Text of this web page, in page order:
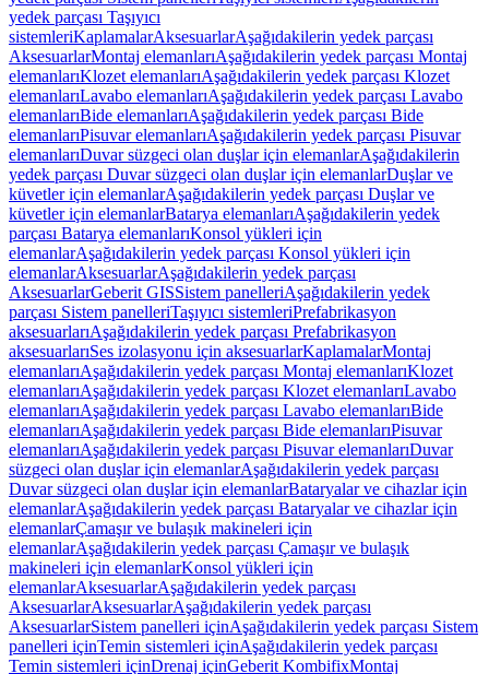
yedek parçası Taşıyıcı
sistemleriKaplamalarAksesuarlarAşağıdakilerin yedek parçası
AksesuarlarMontaj elemanlarıAşağıdakilerin yedek parçası Montaj
elemanlarıKlozet elemanlarıAşağıdakilerin yedek parçası Klozet
elemanlarıLavabo elemanlarıAşağıdakilerin yedek parçası Lavabo
elemanlarıBide elemanlarıAşağıdakilerin yedek parçası Bide
elemanlarıPisuvar elemanlarıAşağıdakilerin yedek parçası Pisuvar
elemanlarıDuvar süzgeci olan duşlar için elemanlarAşağıdakilerin
yedek parçası Duvar süzgeci olan duşlar için elemanlarDuşlar ve
küvetler için elemanlarAşağıdakilerin yedek parçası Duşlar ve
küvetler için elemanlarBatarya elemanlarıAşağıdakilerin yedek
parçası Batarya elemanlarıKonsol yükleri için
elemanlarAşağıdakilerin yedek parçası Konsol yükleri için
elemanlarAksesuarlarAşağıdakilerin yedek parçası
AksesuarlarGeberit GISSistem panelleriAşağıdakilerin yedek
parçası Sistem panelleriTaşıyıcı sistemleriPrefabrikasyon
aksesuarlarıAşağıdakilerin yedek parçası Prefabrikasyon
aksesuarlarıSes izolasyonu için aksesuarlarKaplamalarMontaj
elemanlarıAşağıdakilerin yedek parçası Montaj elemanlarıKlozet
elemanlarıAşağıdakilerin yedek parçası Klozet elemanlarıLavabo
elemanlarıAşağıdakilerin yedek parçası Lavabo elemanlarıBide
elemanlarıAşağıdakilerin yedek parçası Bide elemanlarıPisuvar
elemanlarıAşağıdakilerin yedek parçası Pisuvar elemanlarıDuvar
süzgeci olan duşlar için elemanlarAşağıdakilerin yedek parçası
Duvar süzgeci olan duşlar için elemanlarBataryalar ve cihazlar için
elemanlarAşağıdakilerin yedek parçası Bataryalar ve cihazlar için
elemanlarÇamaşır ve bulaşık makineleri için
elemanlarAşağıdakilerin yedek parçası Çamaşır ve bulaşık
makineleri için elemanlarKonsol yükleri için
elemanlarAksesuarlarAşağıdakilerin yedek parçası
AksesuarlarAksesuarlarAşağıdakilerin yedek parçası
AksesuarlarSistem panelleri içinAşağıdakilerin yedek parçası Sistem
panelleri içinTemin sistemleri içinAşağıdakilerin yedek parçası
Temin sistemleri içinDrenaj içinGeberit KombifixMontaj